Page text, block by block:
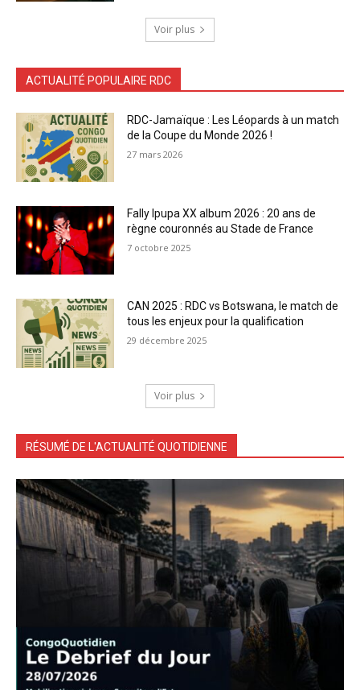
Voir plus
ACTUALITÉ POPULAIRE RDC
RDC-Jamaïque : Les Léopards à un match
de la Coupe du Monde 2026 !
27 mars 2026
Fally Ipupa XX album 2026 : 20 ans de
règne couronnés au Stade de France
7 octobre 2025
CAN 2025 : RDC vs Botswana, le match de
tous les enjeux pour la qualification
29 décembre 2025
Voir plus
RÉSUMÉ DE L'ACTUALITÉ QUOTIDIENNE